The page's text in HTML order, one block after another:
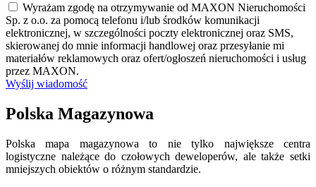
Wyrażam zgodę na otrzymywanie od MAXON Nieruchomości
Sp. z o.o. za pomocą telefonu i/lub środków komunikacji
elektronicznej, w szczególności poczty elektronicznej oraz SMS,
skierowanej do mnie informacji handlowej oraz przesyłanie mi
materiałów reklamowych oraz ofert/ogłoszeń nieruchomości i usług
przez MAXON.
Wyślij wiadomość
Polska Magazynowa
Polska mapa magazynowa to nie tylko największe centra
logistyczne należące do czołowych deweloperów, ale także setki
mniejszych obiektów o różnym standardzie.